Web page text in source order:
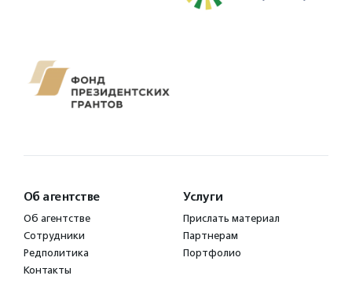
Об агентстве
Об агентстве
Сотрудники
Редполитика
Контакты
Услуги
Прислать материал
Партнерам
Портфолио